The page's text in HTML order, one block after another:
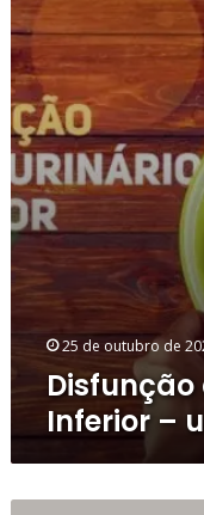
Urinário
Inferior
–
uma
Revisão
25 de outubro de
Disfunção
Inferior –